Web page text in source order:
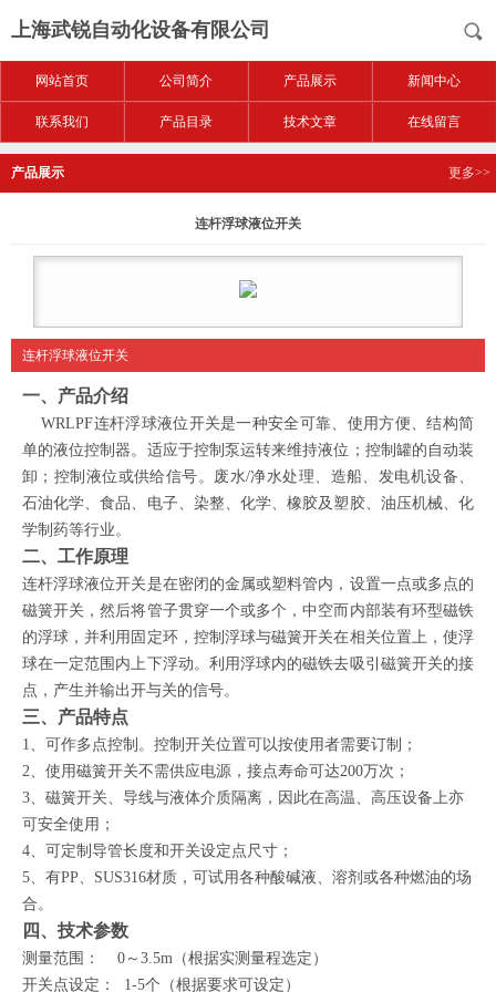
上海武锐自动化设备有限公司
网站首页 公司简介 产品展示 新闻中心
联系我们 产品目录 技术文章 在线留言
产品展示 更多>>
连杆浮球液位开关
连杆浮球液位开关
一、产品介绍
WRLPF连杆浮球液位开关是一种安全可靠、使用方便、结构简
单的液位控制器。适应于控制泵运转来维持液位；控制罐的自动装
卸；控制液位或供给信号。废水/净水处理、造船、发电机设备、
石油化学、食品、电子、染整、化学、橡胶及塑胶、油压机械、化
学制药等行业。
二、工作原理
连杆浮球液位开关是在密闭的金属或塑料管内，设置一点或多点的
磁簧开关，然后将管子贯穿一个或多个，中空而内部装有环型磁铁
的浮球，并利用固定环，控制浮球与磁簧开关在相关位置上，使浮
球在一定范围内上下浮动。利用浮球内的磁铁去吸引磁簧开关的接
点，产生并输出开与关的信号。
三、产品特点
1、 可作多点控制。控制开关位置可以按使用者需要订制 ；
2、 使用磁簧开关不需供应电源，接点寿命可达200万次 ；
3、磁簧开关、导线与液体介质隔离，因此在高温、高压设备上亦
可安全使用；
4、可定制导管长度和开关设定点尺寸；
5、 有PP、SUS316材质， 可试用各种酸碱液、溶剂或各种燃油的场
合 。
四、技术参数
测量范围： 0～3.5m（根据实测量程选定）
开关点设定： 1-5个（根据要求可设定）